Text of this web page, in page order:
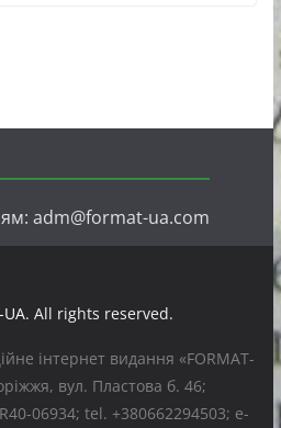
adm@format-ua.com
. All rights reserved.
інтернет видання «FORMAT-
вул. Пластова б. 46;
06934; tel. +380662294503; e-